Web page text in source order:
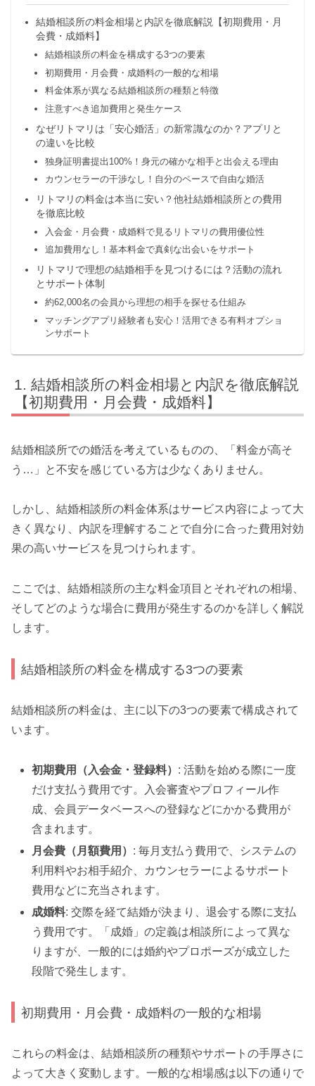
結婚相談所の料金相場と内訳を徹底解説【初期費用・月
会費・成婚料】
結婚相談所の料金を構成する3つの要素
初期費用・月会費・成婚料の一般的な相場
料金体系が異なる結婚相談所の種類と特徴
注意すべき追加費用と発生ケース
なぜリトマリは「安心婚活」の新常識なのか？アプリと
の違いを比較
独身証明書提出100%！身元の確かな相手と出会える理由
カウンセラーの干渉なし！自分のペースで自由な婚活
リトマリの料金は本当に安い？他社結婚相談所との費用
を徹底比較
入会金・月会費・成婚料で見るリトマリの費用優位性
追加費用なし！基本料金で真剣な出会いをサポート
リトマリで理想の結婚相手を見つけるには？活動の流れ
とサポート体制
約62,000名の会員から理想の相手を探せる仕組み
マッチングアプリ経験者も安心！活用できる有料オプショ
ンサポート
結婚相談所の料金相場と内訳を徹底解説
【初期費用・月会費・成婚料】
結婚相談所での婚活を考えているものの、「料金が高そ
う…」と不安を感じている方は少なくありません。
しかし、結婚相談所の料金体系はサービス内容によって大
きく異なり、内訳を理解することで自分に合った費用対効
果の高いサービスを見つけられます。
ここでは、結婚相談所の主な料金項目とそれぞれの相場、
そしてどのような場合に費用が発生するのかを詳しく解説
します。
結婚相談所の料金を構成する3つの要素
結婚相談所の料金は、主に以下の3つの要素で構成されて
います。
初期費用（入会金・登録料） : 活動を始める際に一度
だけ支払う費用です。入会審査やプロフィール作
成、会員データベースへの登録などにかかる費用が
含まれます。
月会費（月額費用） : 毎月支払う費用で、システムの
利用料やお相手紹介、カウンセラーによるサポート
費用などに充当されます。
成婚料: 交際を経て結婚が決まり、退会する際に支払
う費用です。「成婚」の定義は相談所によって異な
りますが、一般的には婚約やプロポーズが成立した
段階で発生します。
初期費用・月会費・成婚料の一般的な相場
これらの料金は、結婚相談所の種類やサポートの手厚さに
よって大きく変動します。一般的な相場感は以下の通りで